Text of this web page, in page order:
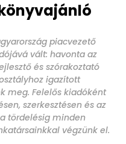
piacvezető
vált: havonta az
és szórakoztató
igazított
meg. Felelős kiadóként
szerkesztésen és az
tördelésig minden
végzünk el.